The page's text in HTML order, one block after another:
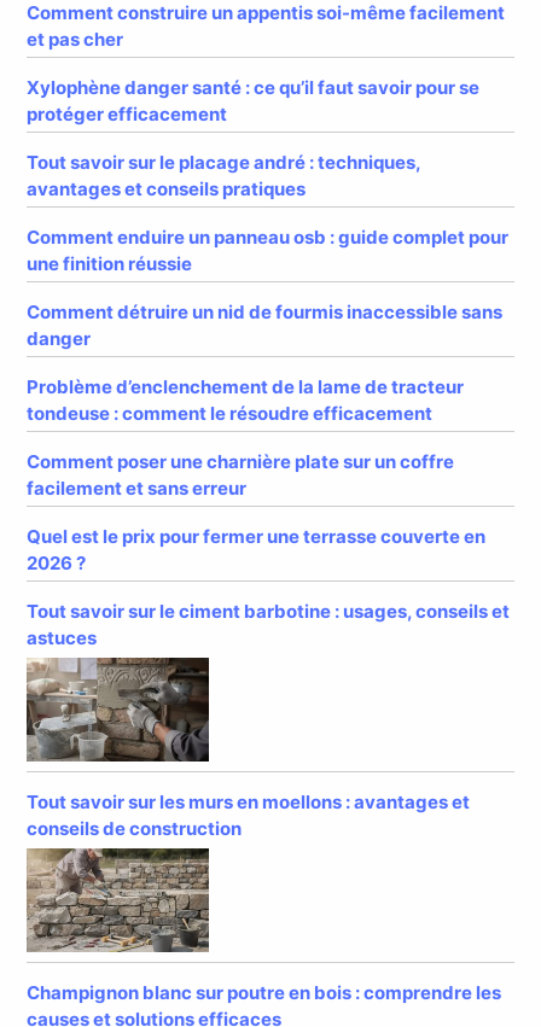
Comment construire un appentis soi-même facilement
et pas cher
Xylophène danger santé : ce qu’il faut savoir pour se
protéger efficacement
Tout savoir sur le placage andré : techniques,
avantages et conseils pratiques
Comment enduire un panneau osb : guide complet pour
une finition réussie
Comment détruire un nid de fourmis inaccessible sans
danger
Problème d’enclenchement de la lame de tracteur
tondeuse : comment le résoudre efficacement
Comment poser une charnière plate sur un coffre
facilement et sans erreur
Quel est le prix pour fermer une terrasse couverte en
2026 ?
Tout savoir sur le ciment barbotine : usages, conseils et
astuces
Tout savoir sur les murs en moellons : avantages et
conseils de construction
Champignon blanc sur poutre en bois : comprendre les
causes et solutions efficaces